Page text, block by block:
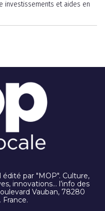
investissements et aides en
par "MOP". Culture,
innovations… l’info des
Vauban, 78280
France.